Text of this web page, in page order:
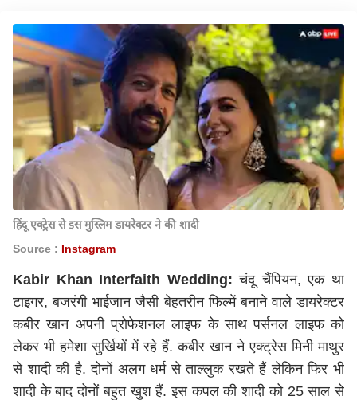
हिंदू एक्ट्रेस से इस मुस्लिम डायरेक्टर ने की शादी
Source : Instagram
Kabir Khan Interfaith Wedding: चंदू चैंपियन, एक था
टाइगर, बजरंगी भाईजान जैसी बेहतरीन फिल्में बनाने वाले डायरेक्टर
कबीर खान अपनी प्रोफेशनल लाइफ के साथ पर्सनल लाइफ को
लेकर भी हमेशा सुर्खियों में रहे हैं. कबीर खान ने एक्ट्रेस मिनी माथुर
से शादी की है. दोनों अलग धर्म से ताल्लुक रखते हैं लेकिन फिर भी
शादी के बाद दोनों बहुत खुश हैं. इस कपल की शादी को 25 साल से